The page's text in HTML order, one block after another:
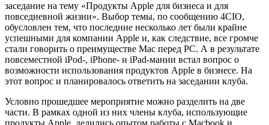
заседание на тему «Продукты Apple для бизнеса и для
повседневной жизни». Выбор темы, по сообщению 4CIO,
обусловлен тем, что последние несколько лет были крайне
успешными для компании Apple и, как следствие, все громче
стали говорить о преимуществе Mac перед PC. А в результате
повсеместной iPod-, iPhone- и iPad-мании встал вопрос о
возможности использования продуктов Apple в бизнесе. На
этот вопрос и планировалось ответить на заседании клуба.
Условно прошедшее мероприятие можно разделить на две
части. В рамках одной из них члены клуба, использующие
продукты Apple, делились опытом работы с Macbook и